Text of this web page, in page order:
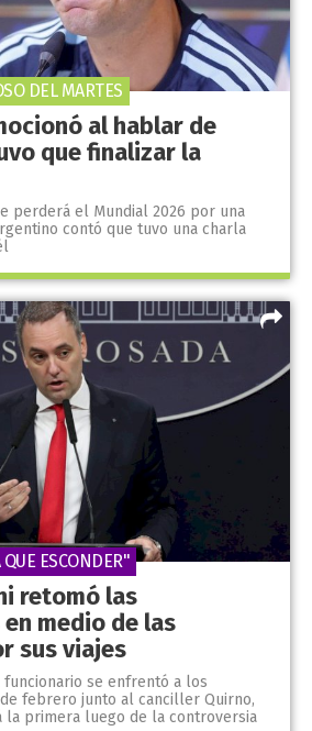
al hablar de
que finalizar la
perderá el Mundial 2026 por una
contó que tuvo una charla
DEL MARTES
retomó las
medio de las
sus viajes
se enfrentó a los
febrero junto al canciller Quirno,
la primera luego de la controversia
ESCONDER"